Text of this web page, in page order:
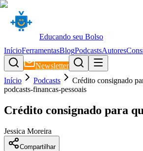
Educando seu Bolso
InícioFerramentasBlogPodcastsAutores
Newsletter
Início
Podcasts
Crédito consignado
podcasts-financas-pessoais
Crédito consignado para
Jessica Moreira
Compartilhar